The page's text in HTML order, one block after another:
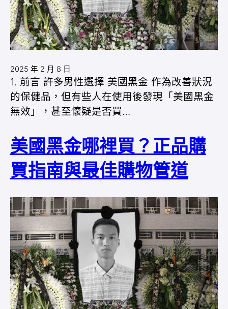
2025 年 2 月 8 日
1. 前言 許多男性選擇 美國黑金 作為改善狀況
的保健品，但有些人在使用後發現「美國黑金
無效」，甚至懷疑是否買…
美國黑金哪裡買？正品購
買指南與最佳購物管道